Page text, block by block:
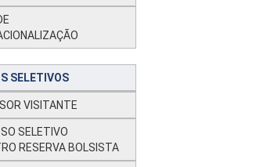
SELETIVOS
VISITANTE
SELETIVO
RESERVA BOLSISTA